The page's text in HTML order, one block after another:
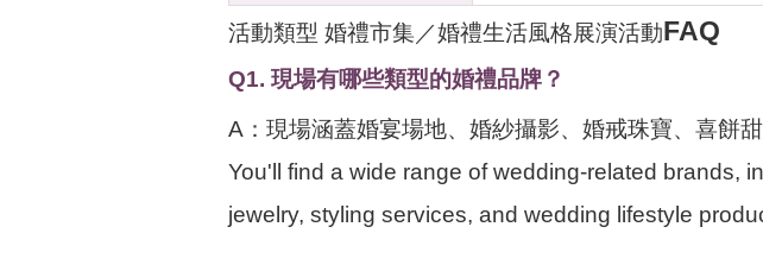
活動類型 婚禮市集／婚禮生活風格展演活動FAQ
Q1. 現場有哪些類型的婚禮品牌？
A：現場涵蓋婚宴場地、婚紗攝影、婚戒珠寶、喜餅
You'll find a wide range of wedding-related brands,
jewelry, styling services, and wedding lifestyle